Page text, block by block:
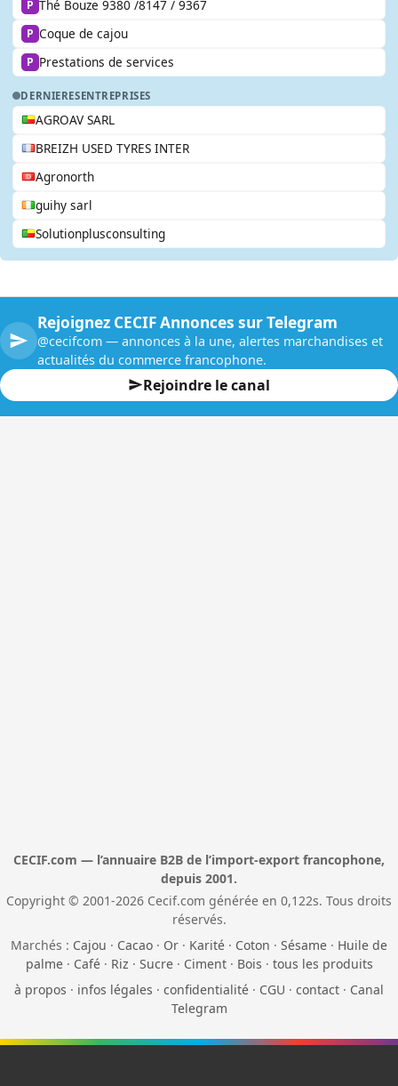
P Thé Bouze 9380 /8147 / 9367
P Coque de cajou
P Prestations de services
DERNIERESENTREPRISES
AGROAV SARL
BREIZH USED TYRES INTER
Agronorth
guihy sarl
Solutionplusconsulting
Rejoignez CECIF Annonces sur Telegram
@cecifcom — annonces à la une, alertes marchandises et
actualités du commerce francophone.
Rejoindre le canal
CECIF.com — l’annuaire B2B de l’import-export francophone,
depuis 2001.
Copyright © 2001-2026 Cecif.com générée en 0,122s. Tous droits
réservés.
Marchés : Cajou · Cacao · Or · Karité · Coton · Sésame · Huile de
palme· Café· Riz · Sucre· Ciment· Bois · tous les produits
à propos · infos légales · confidentialité · CGU · contact · Canal
Telegram